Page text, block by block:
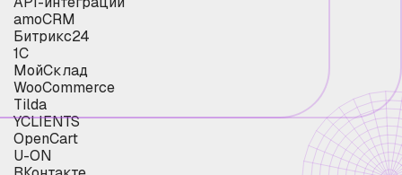
amoCRM
Битрикс24
1С
МойСклад
WooCommerce
Tilda
YCLIENTS
OpenCart
U-ON